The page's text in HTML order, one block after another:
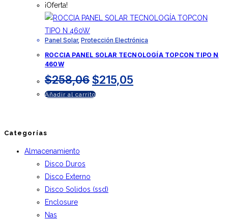
¡Oferta!
Panel Solar, Protección Electrónica
ROCCIA PANEL SOLAR TECNOLOGÍA TOPCON TIPO N
460W
$258,06$215,05
Añadir al carrito
Categorías
Almacenamiento
Disco Duros
Disco Externo
Disco Solidos (ssd)
Enclosure
Nas